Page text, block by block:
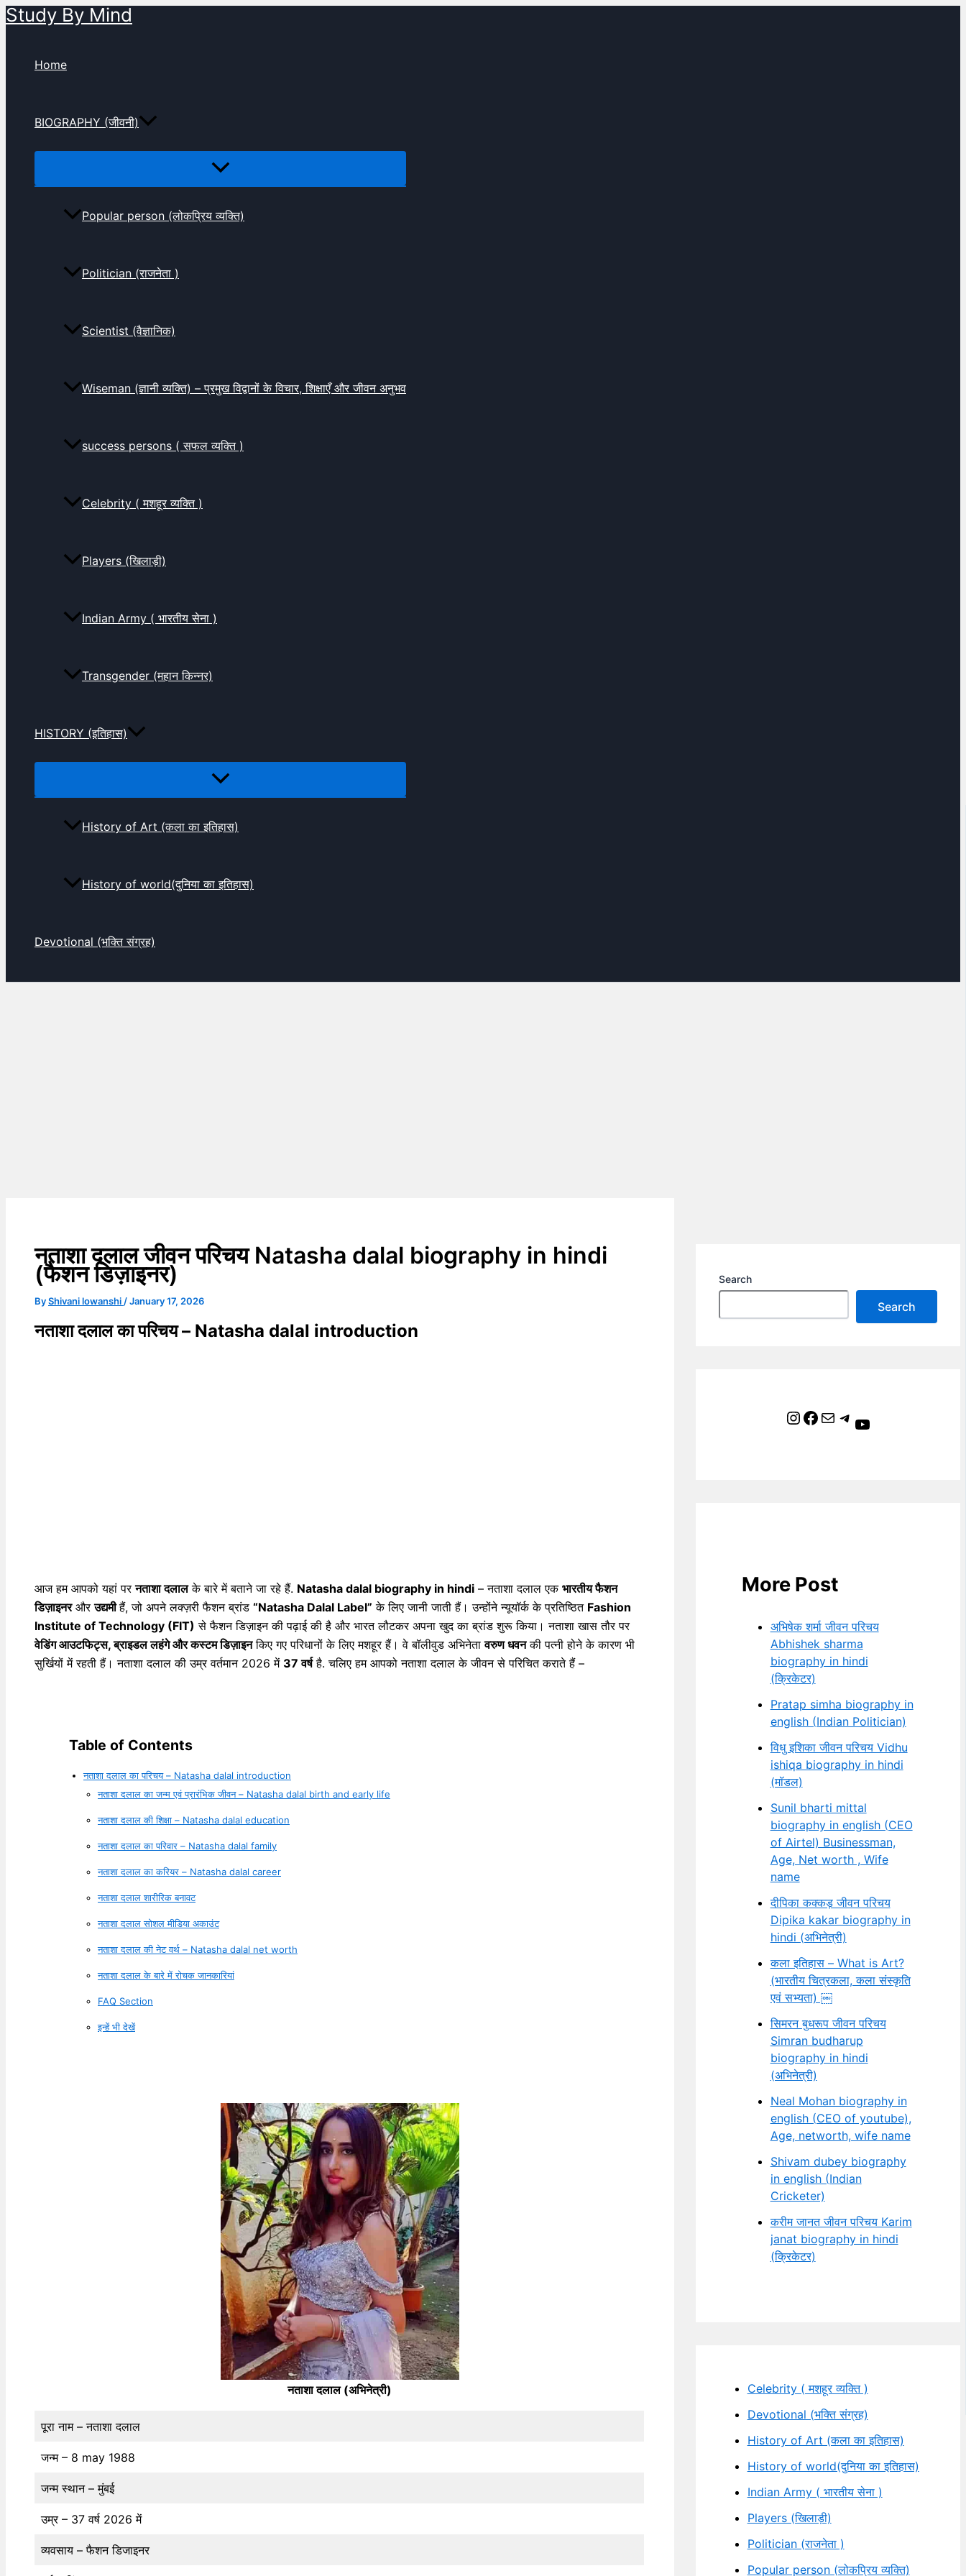
Skip
Study By Mind
Home
BIOGRAPHY (जीवनी)
Popular person (लोकप्रिय व्यक्ति)
Politician (राजनेता )
Scientist (वैज्ञानिक)
Wiseman (ज्ञानी व्यक्ति) – प्रमुख विद्वानों के विचार, शिक्षाएँ और जीवन अनुभव
success persons ( सफल व्यक्ति )
Celebrity ( मशहूर व्यक्ति )
Players (खिलाड़ी)
Indian Army ( भारतीय सेना )
Transgender (महान किन्नर)
HISTORY (इतिहास)
History of Art (कला का इतिहास)
History of world(दुनिया का इतिहास)
Devotional (भक्ति संग्रह)
नताशा दलाल जीवन परिचय Natasha dalal biography in hindi
(फैशन डिज़ाइनर)
ByShivani lowanshi /January 17, 2026
नताशा दलाल का परिचय – Natasha dalal introduction
आज हम आपको यहां परनताशा दलालके बारे में बताने जा रहे हैं. Natasha dalal biography in hindi – नताशा दलाल एक भारतीय फैशन
डिज़ाइनरऔरउद्यमीहैं, जो अपने लक्ज़री फैशन ब्रांड “Natasha Dalal Label” के लिए जानी जाती हैं। उन्होंने न्यूयॉर्क के प्रतिष्ठित Fashion
Institute of Technology (FIT) से फैशन डिज़ाइन की पढ़ाई की है और भारत लौटकर अपना खुद का ब्रांड शुरू किया। नताशा खास तौर पर
वेडिंग आउटफिट्स, ब्राइडल लहंगे और कस्टम डिज़ाइनकिए गए परिधानों के लिए मशहूर हैं। वे बॉलीवुड अभिनेतावरुण धवनकी पत्नी होने के कारण भी
सुर्खियों में रहती हैं। नताशा दलाल की उम्र वर्तमान 2026 में 37 वर्षहै. चलिए हम आपको नताशा दलाल के जीवन से परिचित कराते हैं –
Table of Contents
नताशा दलाल का परिचय – Natasha dalal introduction
नताशा दलाल का जन्म एवं प्रारंभिक जीवन – Natasha dalal birth and early life
नताशा दलाल की शिक्षा – Natasha dalal education
नताशा दलाल का परिवार – Natasha dalal family
नताशा दलाल का करियर – Natasha dalal career
नताशा दलाल शारीरिक बनावट
नताशा दलाल सोशल मीडिया अकाउंट
नताशा दलाल की नेट वर्थ – Natasha dalal net worth
नताशा दलाल के बारे में रोचक जानकारियां
FAQ Section
इन्हें भी देखें
नताशा दलाल (अभिनेत्री)
पूरा नाम – नताशा दलाल
जन्म – 8 may 1988
जन्म स्थान – मुंबई
उम्र – 37 वर्ष 2026 में
व्यवसाय – फैशन डिजाइनर
Search
Search
Instagram Facebook Mail Telegram YouTube
More Post
अभिषेक शर्मा जीवन परिचय
Abhishek sharma
biography in hindi
(क्रिकेटर)
Pratap simha biography in
english (Indian Politician)
विधु इशिका जीवन परिचय Vidhu
ishiqa biography in hindi
(मॉडल)
Sunil bharti mittal
biography in english (CEO
of Airtel) Businessman,
Age, Net worth , Wife
name
दीपिका कक्कड़ जीवन परिचय
Dipika kakar biography in
hindi (अभिनेत्री)
कला इतिहास – What is Art?
(भारतीय चित्रकला, कला संस्कृति
एवं सभ्यता) ￼
सिमरन बुधरूप जीवन परिचय
Simran budharup
biography in hindi
(अभिनेत्री)
Neal Mohan biography in
english (CEO of youtube),
Age, networth, wife name
Shivam dubey biography
in english (Indian
Cricketer)
करीम जानत जीवन परिचय Karim
janat biography in hindi
(क्रिकेटर)
Celebrity ( मशहूर व्यक्ति )
Devotional (भक्ति संग्रह)
History of Art (कला का इतिहास)
History of world(दुनिया का इतिहास)
Indian Army ( भारतीय सेना )
Players (खिलाड़ी)
Politician (राजनेता )
Popular person (लोकप्रिय व्यक्ति)